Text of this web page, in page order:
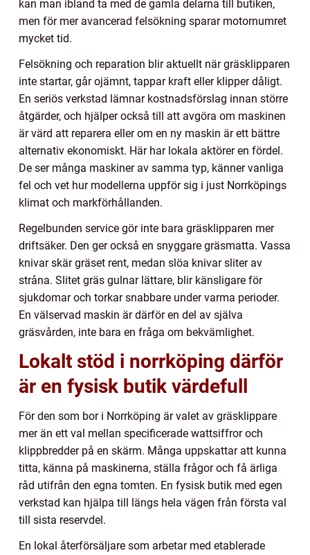
kan man ibland ta med de gamla delarna till butiken,
men för mer avancerad felsökning sparar motornumret
mycket tid.
Felsökning och reparation blir aktuellt när gräsklipparen
inte startar, går ojämnt, tappar kraft eller klipper dåligt.
En seriös verkstad lämnar kostnadsförslag innan större
åtgärder, och hjälper också till att avgöra om maskinen
är värd att reparera eller om en ny maskin är ett bättre
alternativ ekonomiskt. Här har lokala aktörer en fördel.
De ser många maskiner av samma typ, känner vanliga
fel och vet hur modellerna uppför sig i just Norrköpings
klimat och markförhållanden.
Regelbunden service gör inte bara gräsklipparen mer
driftsäker. Den ger också en snyggare gräsmatta. Vassa
knivar skär gräset rent, medan slöa knivar sliter av
stråna. Slitet gräs gulnar lättare, blir känsligare för
sjukdomar och torkar snabbare under varma perioder.
En välservad maskin är därför en del av själva
gräsvården, inte bara en fråga om bekvämlighet.
Lokalt stöd i norrköping därför
är en fysisk butik värdefull
För den som bor i Norrköping är valet av gräsklippare
mer än ett val mellan specificerade wattsiffror och
klippbredder på en skärm. Många uppskattar att kunna
titta, känna på maskinerna, ställa frågor och få ärliga
råd utifrån den egna tomten. En fysisk butik med egen
verkstad kan hjälpa till längs hela vägen från första val
till sista reservdel.
En lokal återförsäljare som arbetar med etablerade